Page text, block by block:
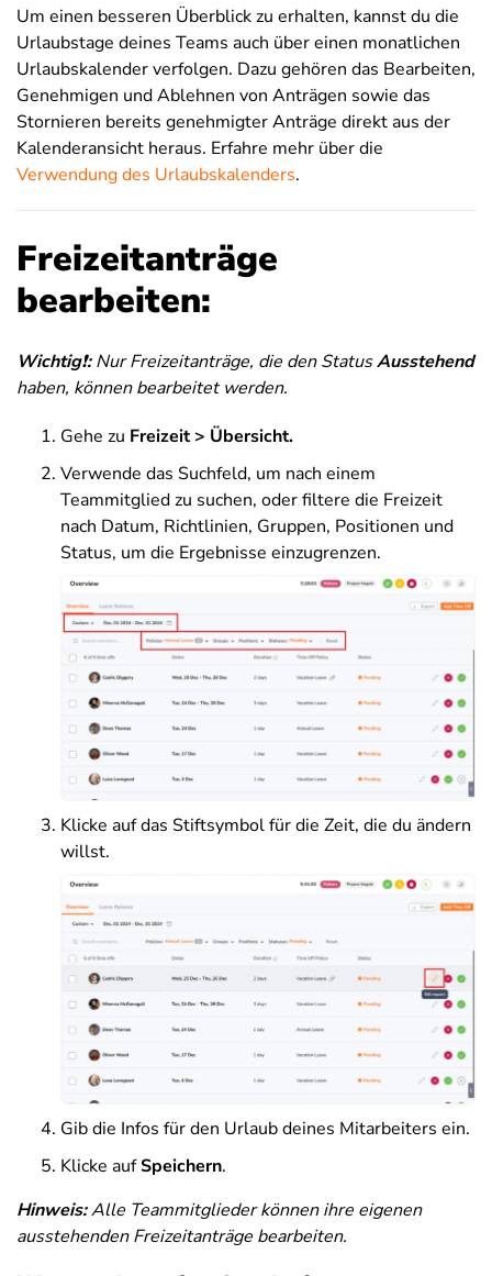
Um einen besseren Überblick zu erhalten, kannst du die
Urlaubstage deines Teams auch über einen monatlichen
Urlaubskalender verfolgen. Dazu gehören das Bearbeiten,
Genehmigen und Ablehnen von Anträgen sowie das
Stornieren bereits genehmigter Anträge direkt aus der
Kalenderansicht heraus. Erfahre mehr über die
Verwendung des Urlaubskalenders.
Freizeitanträge
bearbeiten:
Wichtig❗:Nur Freizeitanträge, die den StatusAusstehend
haben, können bearbeitet werden.
Gehe zu Freizeit > Übersicht.
Verwende das Suchfeld, um nach einem
Teammitglied zu suchen, oder filtere die Freizeit
nach Datum, Richtlinien, Gruppen, Positionen und
Status, um die Ergebnisse einzugrenzen.
Klicke auf das Stiftsymbol für die Zeit, die du ändern
willst.
Gib die Infos für den Urlaub deines Mitarbeiters ein.
Klicke aufSpeichern.
Hinweis:Alle Teammitglieder können ihre eigenen
ausstehenden Freizeitanträge bearbeiten.